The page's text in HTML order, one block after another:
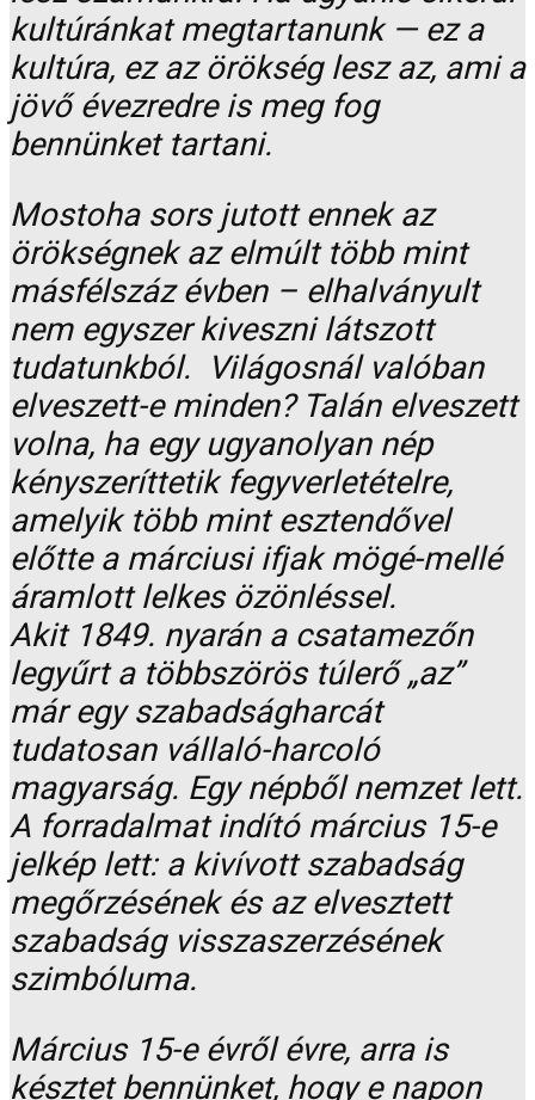
kultúránkat megtartanunk — ez a
kultúra, ez az örökség lesz az, ami a
jövő évezredre is meg fog
bennünket tartani.
Mostoha sors jutott ennek az
örökségnek az elmúlt több mint
másfélszáz évben – elhalványult
nem egyszer kiveszni látszott
tudatunkból. Világosnál valóban
elveszett-e minden? Talán elveszett
volna, ha egy ugyanolyan nép
kényszeríttetik fegyverletételre,
amelyik több mint esztendővel
előtte a márciusi ifjak mögé-mellé
áramlott lelkes özönléssel.
Akit 1849. nyarán a csatamezőn
legyűrt a többszörös túlerő „az”
már egy szabadságharcát
tudatosan vállaló-harcoló
magyarság. Egy népből nemzet lett.
A forradalmat indító március 15-e
jelkép lett: a kivívott szabadság
megőrzésének és az elvesztett
szabadság visszaszerzésének
szimbóluma.
Március 15-e évről évre, arra is
késztet bennünket, hogy e napon